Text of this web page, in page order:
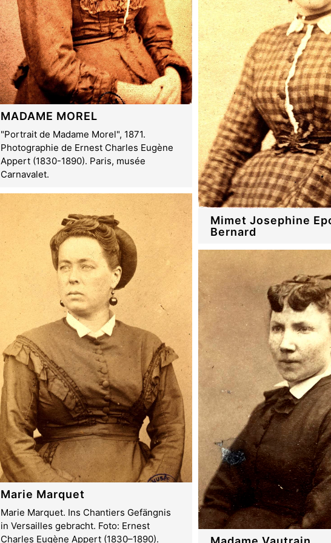
MADAME MOREL
"Portrait de Madame Morel", 1871.
Photographie de Ernest Charles Eugène
Appert (1830-1890). Paris, musée
Carnavalet.
Marie Marquet
Marie Marquet. Ins Chantiers Gefängnis
in Versailles gebracht. Foto: Ernest
Charles Eugène Appert (1830–1890).
Mimet Josephine
Bernard